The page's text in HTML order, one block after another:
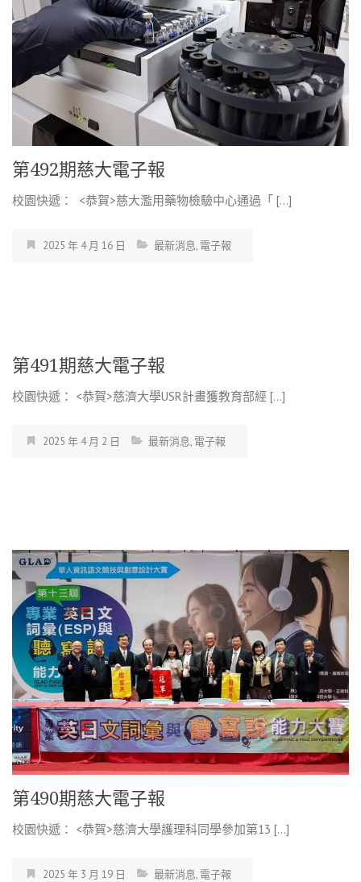
第492期慈大電子報
校園快遞： <恭賀>慈大濫用藥物檢驗中心通過「 […]
2025 年 4 月 16 日 最新消息, 電子報
第491期慈大電子報
校園快遞： <恭賀>慈濟大學USR計畫獲教育部經 […]
2025 年 4 月 2 日 最新消息, 電子報
第490期慈大電子報
校園快遞： <恭賀>慈濟大學護理科同學參加第13 […]
2025 年 3 月 19 日 最新消息, 電子報